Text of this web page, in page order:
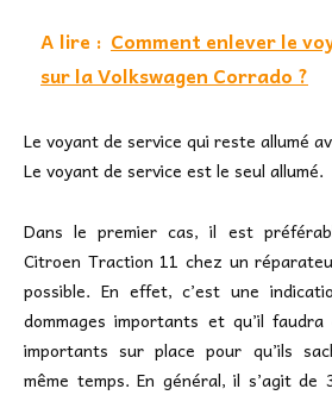
A lire : Comment enlever le
sur la Volkswagen Corrado ?
Le voyant de service qui reste allumé
Le voyant de service est le seul allumé.
Dans le premier cas, il est
Citroen Traction 11 chez un
possible. En effet, c’est une
dommages importants et qu’il
importants sur place pour qu’ils
même temps. En général, il s’agit de